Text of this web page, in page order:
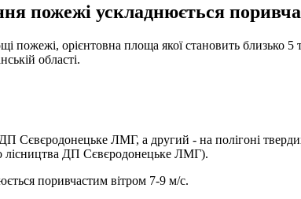
пожежі ускладнюється
пожежі, орієнтовна площа якої становить
області.
Сєвєродонецьке ЛМГ, а другий - на полігоні
лісництва ДП Сєвєродонецьке ЛМГ).
поривчастим вітром 7-9 м/с.